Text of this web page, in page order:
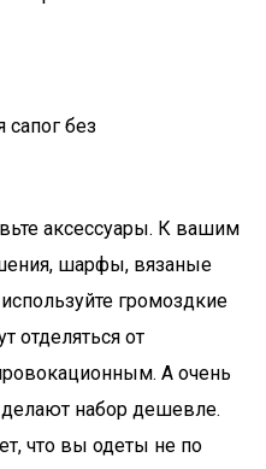
аксессуары. К вашим
шарфы, вязаные
громоздкие
отделяться от
А очень
набор дешевле.
что вы одеты не по